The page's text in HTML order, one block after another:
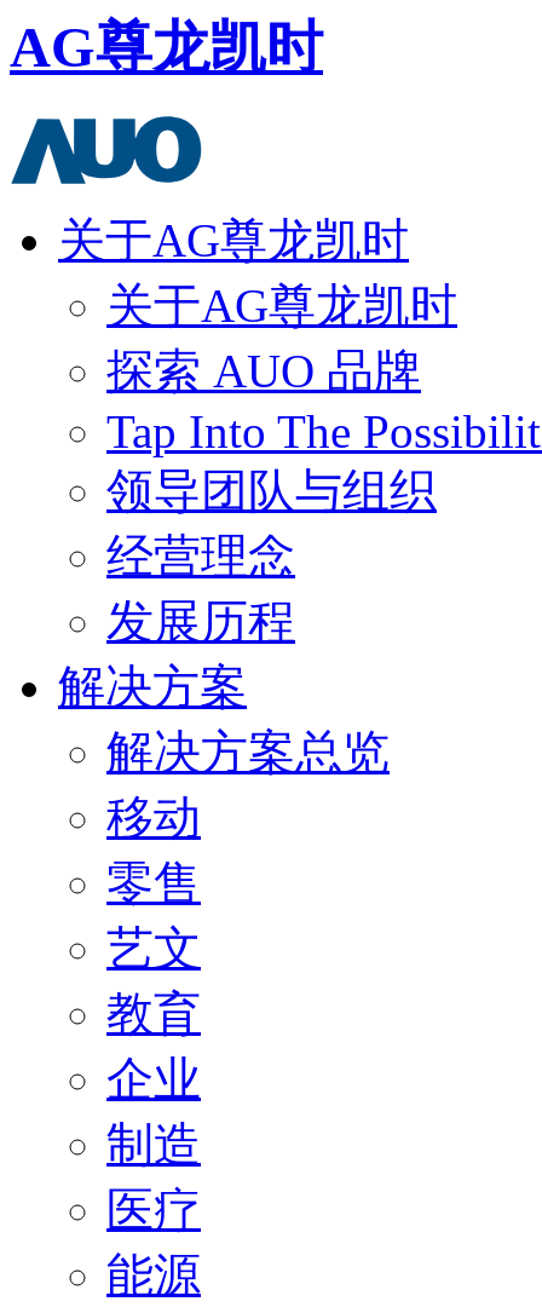
AG尊龙凯时
关于AG尊龙凯时
关于AG尊龙凯时
探索 AUO 品牌
Tap Into The
领导团队与组织
经营理念
发展历程
解决方案
解决方案总览
移动
零售
艺文
教育
企业
制造
医疗
能源